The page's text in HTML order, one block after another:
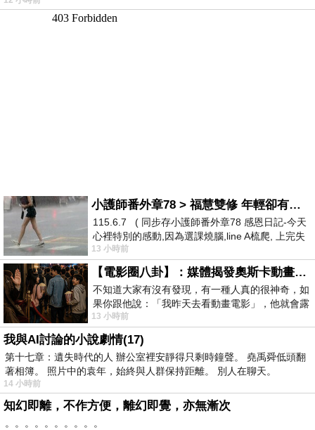
小護師番外章78 > 福慧雙修 年輕卻有個老靈魂 ㄑ金剛經〉podcast
115.6.7 ( 同步存小護師番外章78 感恩日記-今天
心裡特別的感動,因為選課燒腦,line A梳爬, 上完失
智課的她,特來傾
13 小時前
【電影圈八卦】：媒體揭發奧斯卡動畫項目投票醜聞！好萊塢為什麼看不起動畫電影？
不知道大家有沒有發現，有一種人真的很神奇，如
果你跟他說：「我昨天去看動畫電影」，他就會露
出一種慈祥的微笑，然後問你是不是陪小
13 小時前
我與AI討論的小說劇情(17)
第十七章：遺失時代的人 辦公室裡安靜得只剩時鐘聲。 堯禹舜低頭翻
著相簿。 照片中的袁年，始終與人群保持距離。 別人在聊天。
14 小時前
知幻即離，不作方便，離幻即覺，亦無漸次
。。。。。。。。。。